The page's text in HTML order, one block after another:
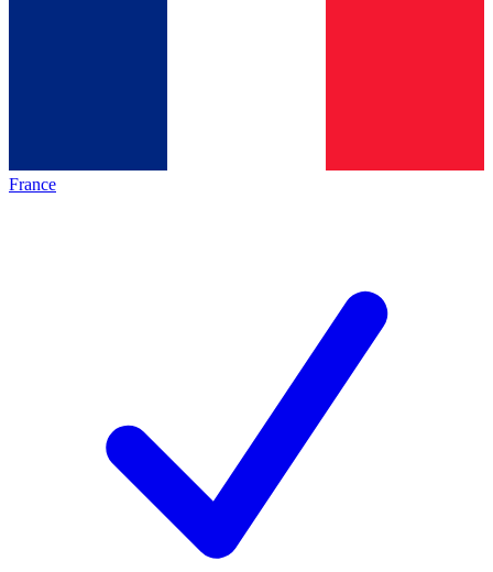
France